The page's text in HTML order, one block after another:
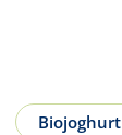
Biojoghurt